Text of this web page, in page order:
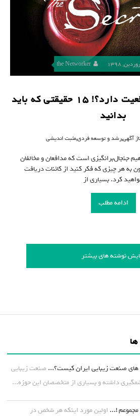
the Networker
آیا قانون جذب واقعیت دارد؟! ۱۵ حقیقتی که باید
بدانید
آگهی,رشد و توسعه فردی,مثبت اندیشی
جنجال‌برانگیزی است که مدافعان و مخالفان
به هر چیزی که فکر کنید از کائنات دریافت
کرد. بسیاری از
ادامه مطلب
نوشته های بیشتر
صنعت زیبایی ایران کیست؟... صنعت زیبایی
داشته و بسیاری از متخصصان این حوزه...
مجموعم !... اولین مورد اینکه هر شخص در